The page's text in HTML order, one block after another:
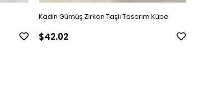
Kadın Gümüş Zirkon Taşlı Tasarım Küpe
$42.02